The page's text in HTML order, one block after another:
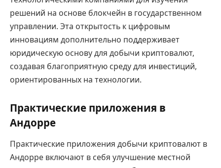
решений на основе блокчейн в государственном
управлении. Эта открытость к цифровым
инновациям дополнительно поддерживает
юридическую основу для добычи криптовалют,
создавая благоприятную среду для инвестиций,
ориентированных на технологии.
Практические приложения в
Андорре
Практические приложения добычи криптовалют в
Андорре включают в себя улучшение местной